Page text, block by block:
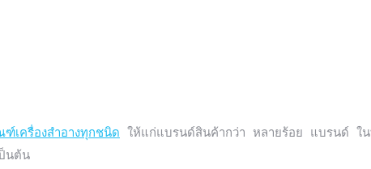
เครื่องสำอางทุกชนิด ให้แก่แบรนด์สินค้ากว่า หลายร้อย แบรนด์ ใน